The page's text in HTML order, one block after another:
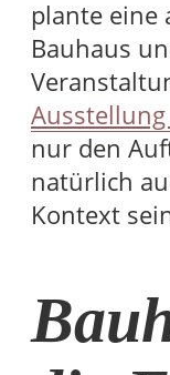
plante eine
Bauhaus
nur den
natürlich
Kontext